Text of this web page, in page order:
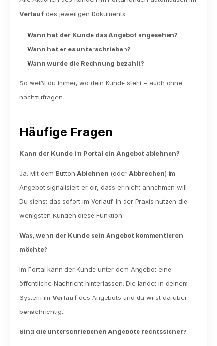
Verlauf des jeweiligen Dokuments:
Wann hat der Kunde das Angebot angesehen?
Wann hat er es unterschrieben?
Wann wurde die Rechnung bezahlt?
So weißt du immer, wo dein Kunde steht – auch ohne
nachzufragen.
Häufige Fragen
Kann der Kunde im Portal ein Angebot ablehnen?
Ja. Mit dem Button Ablehnen (oder Abbrechen) im
Angebot signalisiert er dir, dass er nicht annehmen will.
Du siehst das sofort im Verlauf. In der Praxis nutzen die
wenigsten Kunden diese Funktion.
Was, wenn der Kunde sein Angebot kommentieren
möchte?
Im Portal kann der Kunde unter dem Angebot eine
öffentliche Nachricht hinterlassen. Die landet in deinem
System im Verlauf des Angebots und du wirst darüber
benachrichtigt.
Sind die unterschriebenen Angebote rechtssicher?